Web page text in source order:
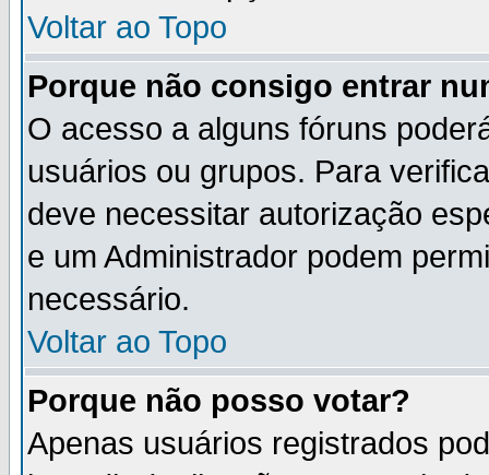
Voltar ao Topo
Porque não consigo entrar
O acesso a alguns fóruns
usuários ou grupos. Para
deve necessitar autorização
e um Administrador podem
necessário.
Voltar ao Topo
Porque não posso votar?
Apenas usuários registrados